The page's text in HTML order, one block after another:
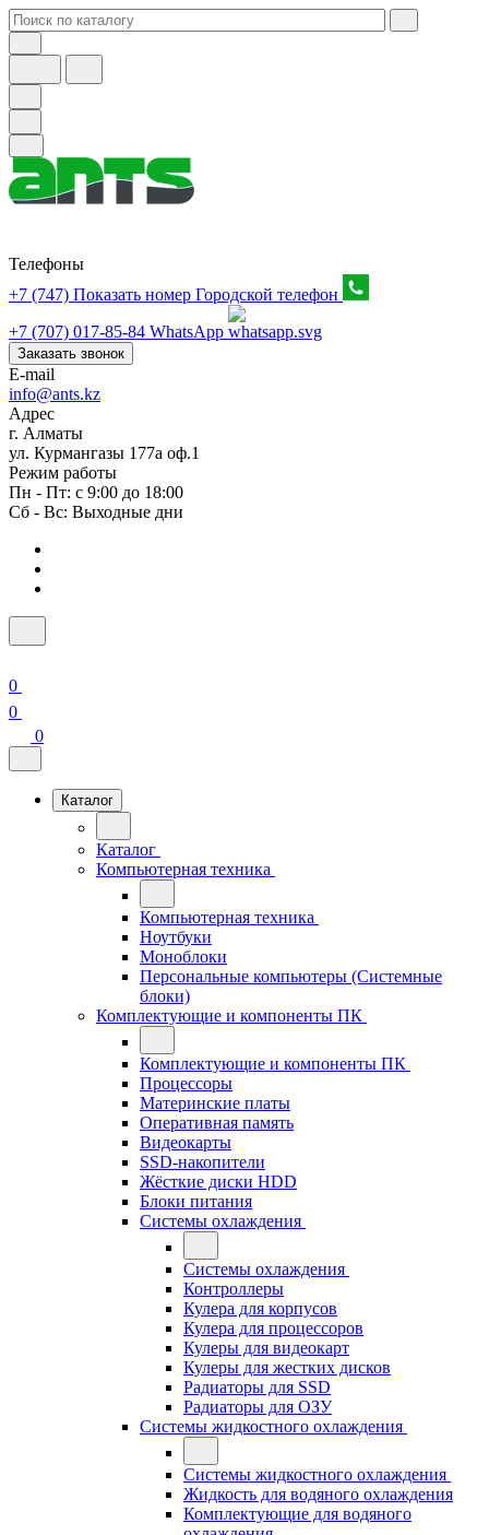
Телефоны
+7 (747) Показать номер Городской телефон
+7 (707) 017-85-84 WhatsApp
Заказать звонок
E-mail
info@ants.kz
Адрес
г. Алматы
ул. Курмангазы 177а оф.1
Режим работы
Пн - Пт: с 9:00 до 18:00
Сб - Вс: Выходные дни
0
0
0
Каталог
Каталог
Компьютерная техника
Компьютерная техника
Ноутбуки
Моноблоки
Персональные компьютеры (Системные
блоки)
Комплектующие и компоненты ПК
Комплектующие и компоненты ПК
Процессоры
Материнские платы
Оперативная память
Видеокарты
SSD-накопители
Жёсткие диски HDD
Блоки питания
Системы охлаждения
Системы охлаждения
Контроллеры
Кулера для корпусов
Кулера для процессоров
Кулеры для видеокарт
Кулеры для жестких дисков
Радиаторы для SSD
Радиаторы для ОЗУ
Системы жидкостного охлаждения
Системы жидкостного охлаждения
Жидкость для водяного охлаждения
Комплектующие для водяного